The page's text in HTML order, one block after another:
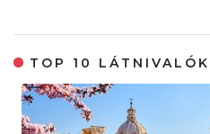
TOP 10 LÁTNIVALÓK